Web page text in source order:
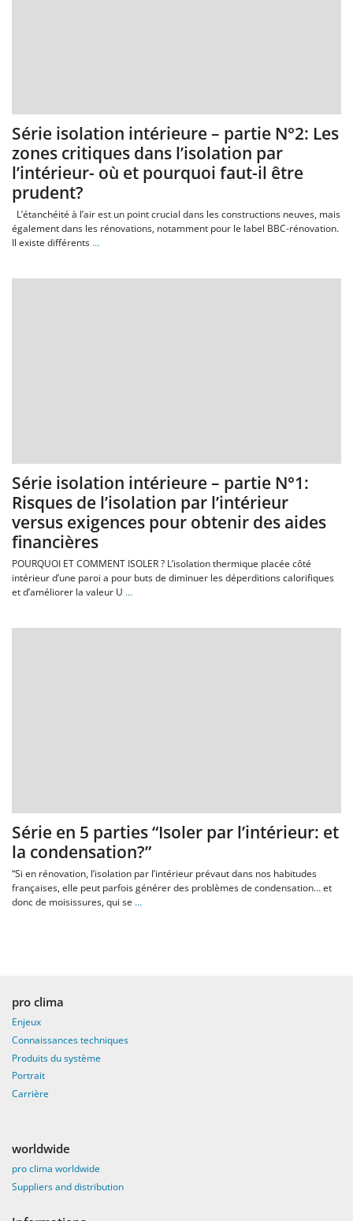
Série isolation intérieure – partie N°2: Les
zones critiques dans l’isolation par
l’intérieur- où et pourquoi faut-il être
prudent?
L’étanchéité à l’air est un point crucial dans les constructions neuves, mais
également dans les rénovations, notamment pour le label BBC-rénovation.
Il existe différents …
Série isolation intérieure – partie N°1:
Risques de l’isolation par l’intérieur
versus exigences pour obtenir des aides
financières
POURQUOI ET COMMENT ISOLER ? L’isolation thermique placée côté
intérieur d’une paroi a pour buts de diminuer les déperditions calorifiques
et d’améliorer la valeur U …
Série en 5 parties “Isoler par l’intérieur: et
la condensation?”
“Si en rénovation, l’isolation par l’intérieur prévaut dans nos habitudes
françaises, elle peut parfois générer des problèmes de condensation… et
donc de moisissures, qui se …
pro clima
Enjeux
Connaissances techniques
Produits du système
Portrait
Carrière
worldwide
pro clima worldwide
Suppliers and distribution